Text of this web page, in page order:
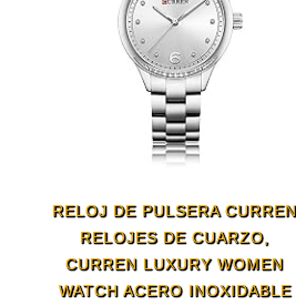
RELOJ DE PULSERA CURREN
RELOJES DE CUARZO,
CURREN LUXURY WOMEN
WATCH ACERO INOXIDABLE